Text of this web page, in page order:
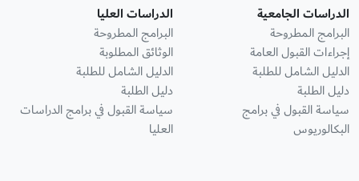
الدراسات الجامعية
البرامج المطروحة
إجراءات القبول العامة
الدليل الشامل للطلبة
دليل الطلبة
سياسة القبول في برامج
البكالوريوس
الدراسات العليا
البرامج المطروحة
الوثائق المطلوبة
الدليل الشامل للطلبة
دليل الطلبة
سياسة القبول في برامج الدراسات
العليا